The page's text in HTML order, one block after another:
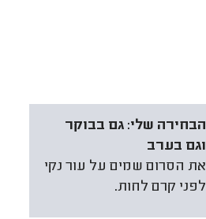
הבחירה שלי: גם בבוקר
וגם בערב
את הסרום שמים על עור נקי
לפני קרם לחות.